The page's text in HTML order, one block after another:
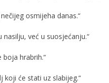
osmijeha danas.“
nasilju, već u suosjećanju.“
boja hrabrih.“
koji će stati uz slabijeg.“